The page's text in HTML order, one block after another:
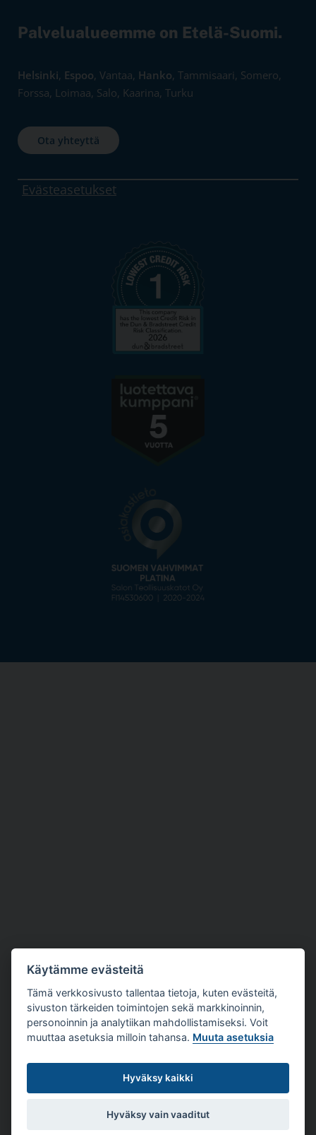
Palvelualueemme on Etelä-Suomi.
Helsinki, Espoo, Vantaa, Hanko, Tammisaari, Somero,
Forssa, Loimaa, Salo, Kaarina, Turku
Ota yhteyttä
Evästeasetukset
Käytämme evästeitä
Tämä verkkosivusto tallentaa tietoja, kuten evästeitä,
sivuston tärkeiden toimintojen sekä markkinoinnin,
personoinnin ja analytiikan mahdollistamiseksi. Voit
muuttaa asetuksia milloin tahansa. Muuta asetuksia
Hyväksy kaikki
Hyväksy vain vaaditut